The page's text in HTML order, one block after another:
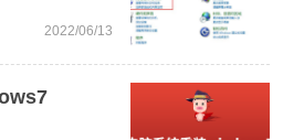
2022/06/13